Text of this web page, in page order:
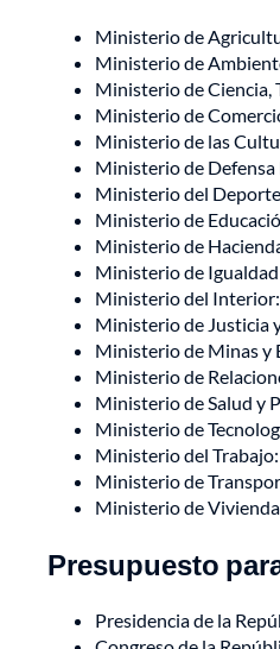
Ministerio de
Ministerio de
Ministerio de Ciencia,
Ministerio de
Ministerio de las
Ministerio de
Ministerio del
Ministerio de
Ministerio de
Ministerio de
Ministerio del
Ministerio de Justicia
Ministerio de Minas y
Ministerio de
Ministerio de Salud y
Ministerio de
Ministerio del
Ministerio de
Ministerio de
Presupuesto
Presidencia de la